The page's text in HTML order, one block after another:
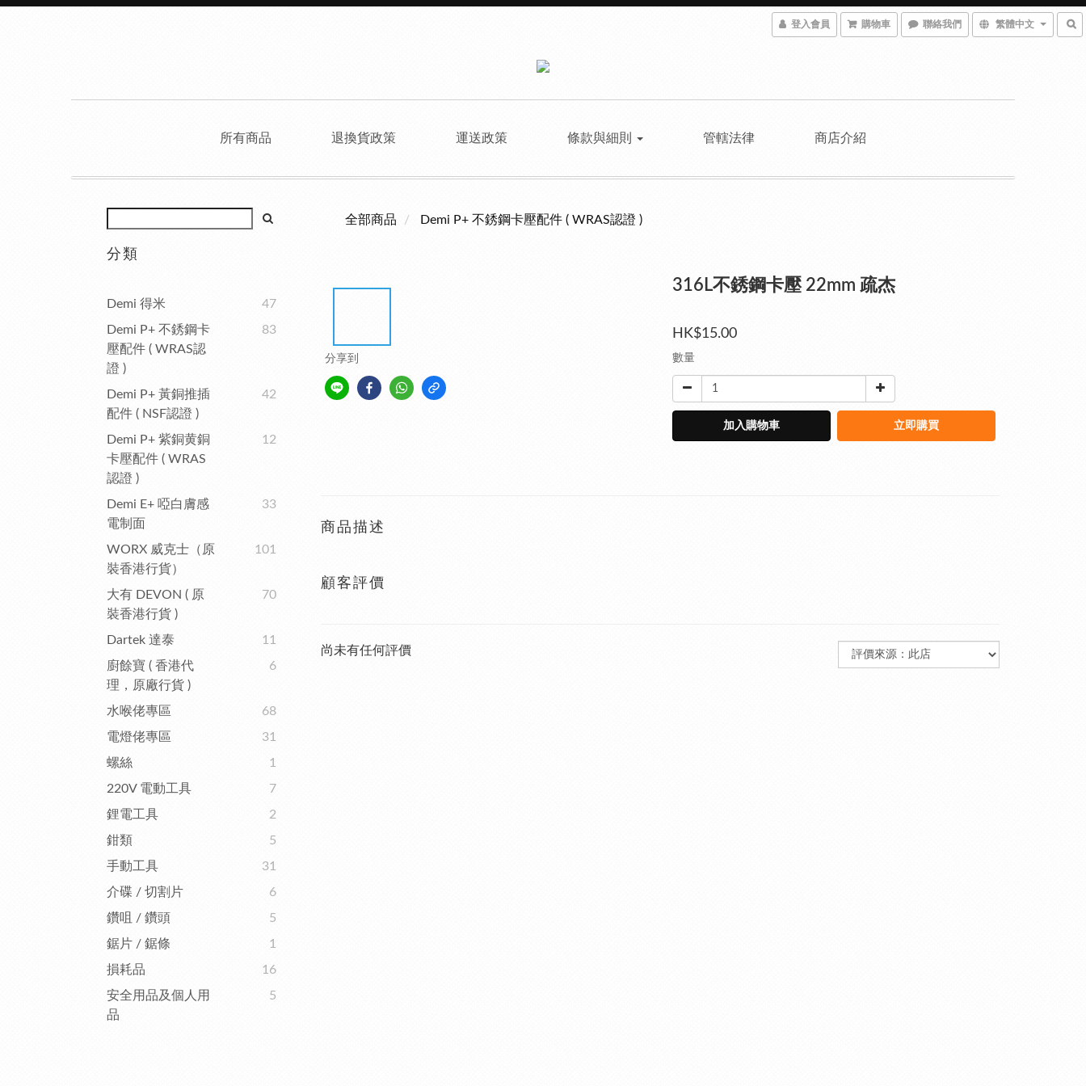
登入會員 購物車 聯絡我們 繁體中文
所有商品 退換貨政策 運送政策 條款與細則 管轄法律 商店介紹
分類
Demi 得米
47
Demi P+ 不銹鋼卡
壓配件 ( WRAS認
證 )
83
Demi P+ 黃銅推插
配件 ( NSF認證 )
42
Demi P+ 紫銅黄銅
卡壓配件 ( WRAS
認證 )
12
Demi E+ 啞白膚感
電制面
33
WORX 威克士（原
裝香港行貨）
101
大有 DEVON ( 原
裝香港行貨 )
70
Dartek 達泰
11
廚餘寶 ( 香港代
理，原廠行貨 )
6
水喉佬專區
68
電燈佬專區
31
螺絲
1
220V 電動工具
7
鋰電工具
2
鉗類
5
手動工具
31
介碟 / 切割片
6
鑽咀 / 鑽頭
5
鋸片 / 鋸條
1
損耗品
16
安全用品及個人用
品
5
全部商品 Demi P+ 不銹鋼卡壓配件 ( WRAS認證 )
分享到
316L不銹鋼卡壓 22mm 疏杰
HK$15.00
數量
加入購物車 立即購買
商品描述
顧客評價
尚未有任何評價